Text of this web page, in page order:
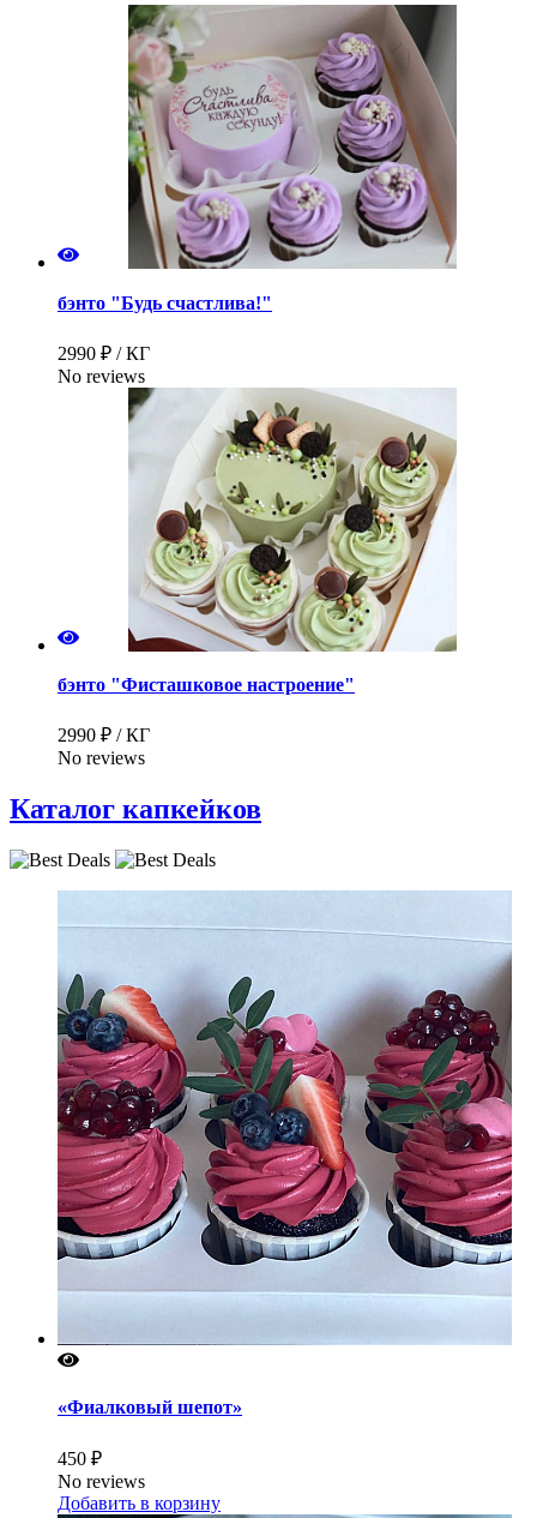
бэнто "Будь счастлива!"
2990 ₽ / КГ
No reviews
бэнто "Фисташковое настроение"
2990 ₽ / КГ
No reviews
Каталог капкейков
«Фиалковый шепот»
450 ₽
No reviews
Добавить в корзину